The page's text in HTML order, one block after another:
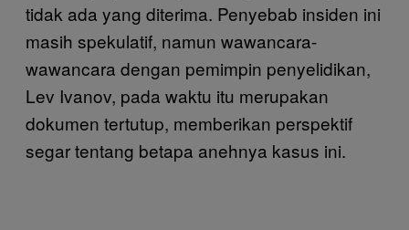
tidak ada yang diterima. Penyebab insiden ini
masih spekulatif, namun wawancara-
wawancara dengan pemimpin penyelidikan,
Lev Ivanov, pada waktu itu merupakan
dokumen tertutup, memberikan perspektif
segar tentang betapa anehnya kasus ini.